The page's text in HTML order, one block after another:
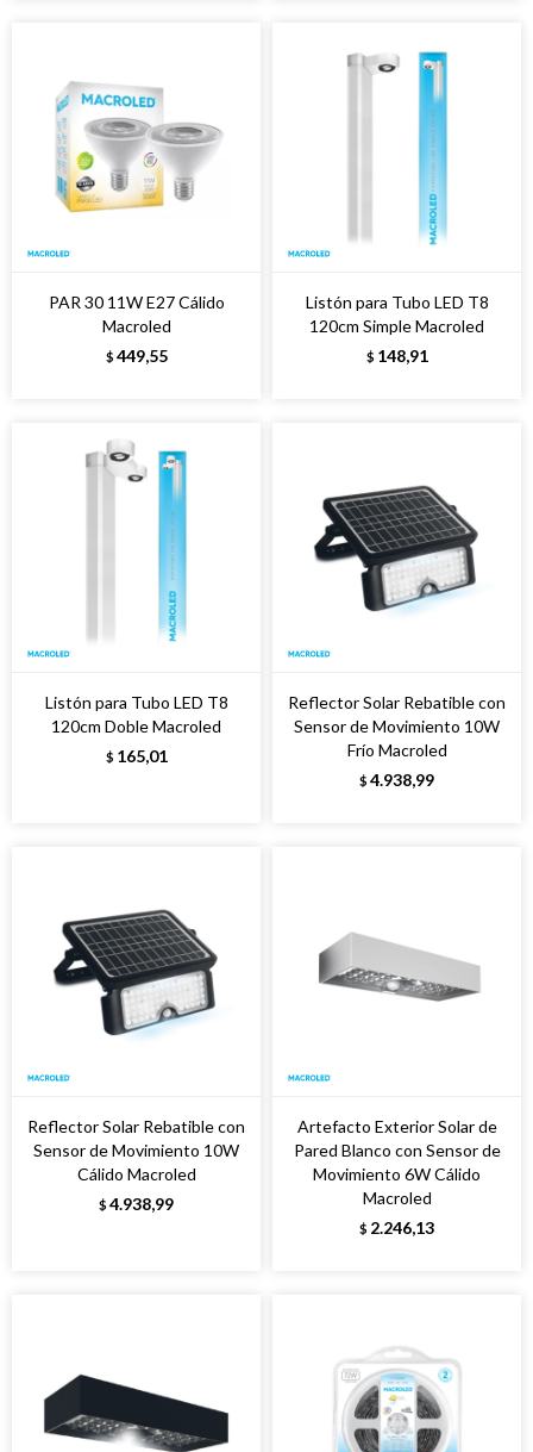
PAR 30 11W E27 Cálido
Macroled
$ 449,55
Listón para Tubo LED T8
120cm Simple Macroled
$ 148,91
Listón para Tubo LED T8
120cm Doble Macroled
$ 165,01
Reflector Solar Rebatible con
Sensor de Movimiento 10W
Frío Macroled
$ 4.938,99
Reflector Solar Rebatible con
Sensor de Movimiento 10W
Cálido Macroled
$ 4.938,99
Artefacto Exterior Solar de
Pared Blanco con Sensor de
Movimiento 6W Cálido
Macroled
$ 2.246,13